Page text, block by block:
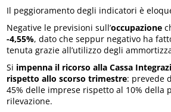
Il peggioramento degli indicatori è
Negative le previsioni sull’occupazione
-4,55%, dato che seppur negativo ha
tenuta grazie all’utilizzo degli
Si impenna il ricorso alla Cassa
rispetto allo scorso trimestre: prevede
45% delle imprese rispetto al 10% della
rilevazione.